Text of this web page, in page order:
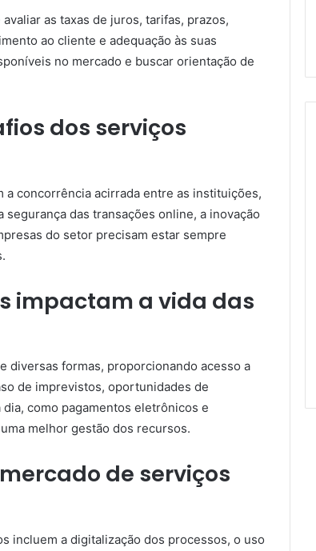
as taxas de juros, tarifas, prazos,
ao cliente e adequação às suas
no mercado e buscar orientação de
dos serviços
concorrência acirrada entre as instituições,
das transações online, a inovação
do setor precisam estar sempre
impactam a vida das
diversas formas, proporcionando acesso a
de imprevistos, oportunidades de
como pagamentos eletrônicos e
melhor gestão dos recursos.
de serviços
incluem a digitalização dos processos, o uso